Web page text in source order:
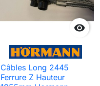

Câbles Long 2445
Ferrure Z Hauteur